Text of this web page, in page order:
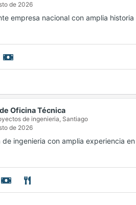
de 2026
empresa nacional con amplia
Oficina Técnica
de ingenieria, Santiago
de 2026
ingenieria con amplia experiencia